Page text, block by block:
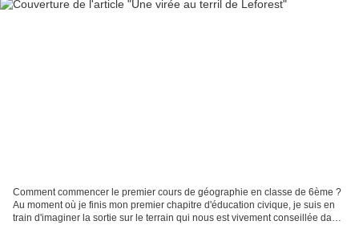
Comment commencer le premier cours de géographie en classe de 6ème ?
Au moment où je finis mon premier chapitre d'éducation civique, je suis en
train d'imaginer la sortie sur le terrain qui nous est vivement conseillée dans